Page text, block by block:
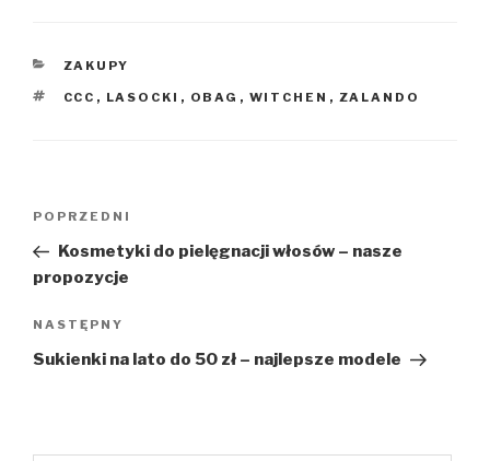
KATEGORIE
ZAKUPY
TAGI
CCC , LASOCKI , OBAG , WITCHEN , ZALANDO
Poprzedni
wpis
POPRZEDNI
Kosmetyki do pielęgnacji włosów – nasze
propozycje
Następny
wpis
NASTĘPNY
Sukienki na lato do 50 zł – najlepsze modele